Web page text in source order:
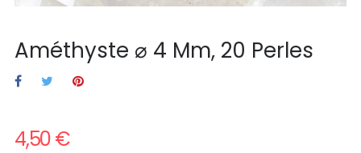
Améthyste ⌀ 4 Mm, 20 Perles
4,50 €